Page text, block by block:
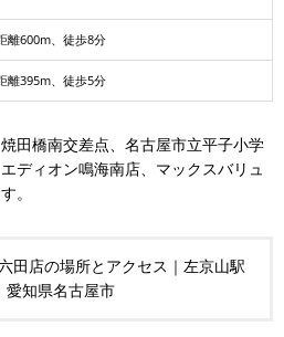
離600m、徒歩8分
離395m、徒歩5分
田橋南交差点、名古屋市立平子小学
ディオン鳴海南店、マックスバリュ
。
田店の場所とアクセス｜左京山駅
愛知県名古屋市